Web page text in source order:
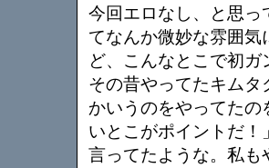
今回エロなし、と思っ
てなんか微妙な雰囲
ど、こんなとこで初ガ
その昔やってたキム
かいうのをやってた
いとこがポイントだ
言ってたような。私も